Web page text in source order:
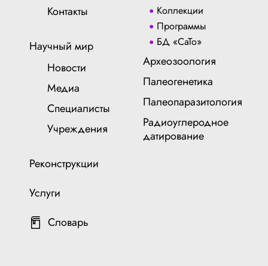
Контакты
Научный мир
Новости
Медиа
Специалисты
Учреждения
Реконструкции
Услуги
Словарь
Коллекции
Программы
БД «СаТо»
Археозоология
Палеогенетика
Палеопаразитология
Радиоуглеродное
датирование